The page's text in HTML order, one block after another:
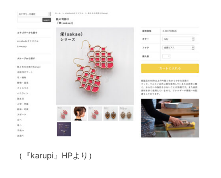
（『karupi』HPより）